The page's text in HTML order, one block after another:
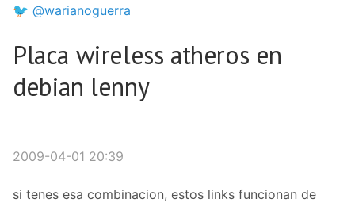
🐦 @warianoguerra
Placa wireless atheros en
debian lenny
2009-04-01 20:39
si tenes esa combinacion, estos links funcionan de